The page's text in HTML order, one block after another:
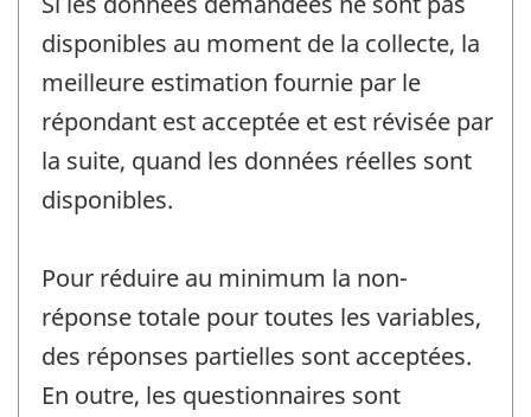
disponibles au moment de la collecte, la
meilleure estimation fournie par le
répondant est acceptée et est révisée par
la suite, quand les données réelles sont
disponibles.
Pour réduire au minimum la non-
réponse totale pour toutes les variables,
des réponses partielles sont acceptées.
En outre, les questionnaires sont